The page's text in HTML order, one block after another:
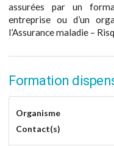
assurées par un
entreprise ou d’un
l’Assurance maladie –
Formation
Organisme
Contact(s)